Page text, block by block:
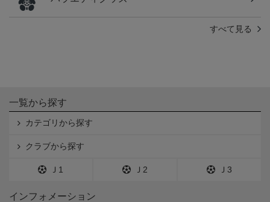
すべて見る
一覧から探す
カテゴリから探す
クラブから探す
Ｊ1 Ｊ2 Ｊ3
インフォメーション